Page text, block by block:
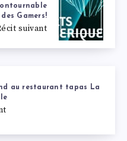
des Gamers!
suivant
au restaurant tapas La